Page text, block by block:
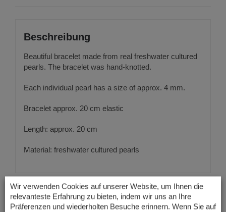
Beschreibung
Beautiful bracelet made from real freshwater cultured
pearls. The bracelet was hand-knotted.
Each individual pearl has a size of approx. 4 mm.
Bracelet approx. 20 cm elastic
Length: approx. 20 cm
Material: freshwater cultured pearls
Wir verwenden Cookies auf unserer Website, um Ihnen die
relevanteste Erfahrung zu bieten, indem wir uns an Ihre
Präferenzen und wiederholten Besuche erinnern. Wenn Sie auf